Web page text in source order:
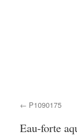
P1090175
Eau-forte